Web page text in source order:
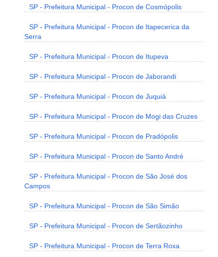
SP - Prefeitura Municipal - Procon de Cosmópolis
SP - Prefeitura Municipal - Procon de Itapecerica da
Serra
SP - Prefeitura Municipal - Procon de Itupeva
SP - Prefeitura Municipal - Procon de Jaborandi
SP - Prefeitura Municipal - Procon de Juquiá
SP - Prefeitura Municipal - Procon de Mogi das Cruzes
SP - Prefeitura Municipal - Procon de Pradópolis
SP - Prefeitura Municipal - Procon de Santo André
SP - Prefeitura Municipal - Procon de São José dos
Campos
SP - Prefeitura Municipal - Procon de São Simão
SP - Prefeitura Municipal - Procon de Sertãozinho
SP - Prefeitura Municipal - Procon de Terra Roxa